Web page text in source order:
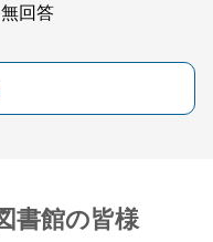
無回答
書館の皆様